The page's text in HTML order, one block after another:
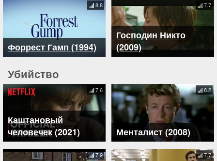
Форрест Гамп (1994)
8.8
Господин Никто
(2009)
7.7
Убийство
Каштановый
человечек (2021)
7.6
Менталист (2008)
8.2
7.9 7.7